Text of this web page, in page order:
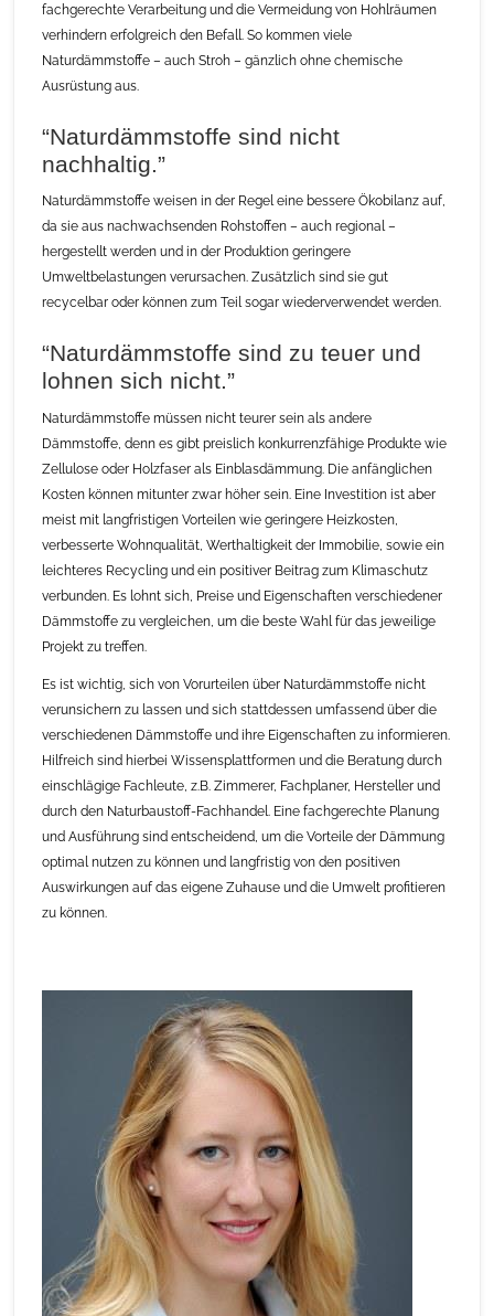
fachgerechte Verarbeitung und die Vermeidung von Hohlräumen
verhindern erfolgreich den Befall. So kommen viele
Naturdämmstoffe – auch Stroh – gänzlich ohne chemische
Ausrüstung aus.
“Naturdämmstoffe sind nicht
nachhaltig.”
Naturdämmstoffe weisen in der Regel eine bessere Ökobilanz auf,
da sie aus nachwachsenden Rohstoffen – auch regional –
hergestellt werden und in der Produktion geringere
Umweltbelastungen verursachen. Zusätzlich sind sie gut
recycelbar oder können zum Teil sogar wiederverwendet werden.
“Naturdämmstoffe sind zu teuer und
lohnen sich nicht.”
Naturdämmstoffe müssen nicht teurer sein als andere
Dämmstoffe, denn es gibt preislich konkurrenzfähige Produkte wie
Zellulose oder Holzfaser als Einblasdämmung. Die anfänglichen
Kosten können mitunter zwar höher sein. Eine Investition ist aber
meist mit langfristigen Vorteilen wie geringere Heizkosten,
verbesserte Wohnqualität, Werthaltigkeit der Immobilie, sowie ein
leichteres Recycling und ein positiver Beitrag zum Klimaschutz
verbunden. Es lohnt sich, Preise und Eigenschaften verschiedener
Dämmstoffe zu vergleichen, um die beste Wahl für das jeweilige
Projekt zu treffen.
Es ist wichtig, sich von Vorurteilen über Naturdämmstoffe nicht
verunsichern zu lassen und sich stattdessen umfassend über die
verschiedenen Dämmstoffe und ihre Eigenschaften zu informieren.
Hilfreich sind hierbei Wissensplattformen und die Beratung durch
einschlägige Fachleute, z.B. Zimmerer, Fachplaner, Hersteller und
durch den Naturbaustoff-Fachhandel. Eine fachgerechte Planung
und Ausführung sind entscheidend, um die Vorteile der Dämmung
optimal nutzen zu können und langfristig von den positiven
Auswirkungen auf das eigene Zuhause und die Umwelt profitieren
zu können.